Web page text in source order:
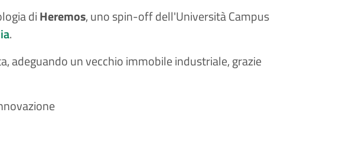
diHeremos, uno spin-off dell'Università Campus
.
adeguando un vecchio immobile industriale, grazie